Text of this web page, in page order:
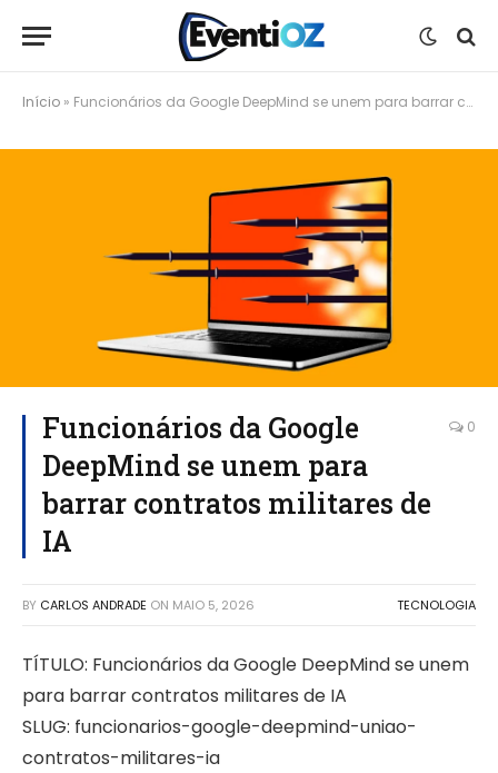
Início » Funcionários da Google DeepMind se unem para barrar contratos militares de IA
Funcionários da Google
DeepMind se unem para
barrar contratos militares de
IA
0
BY CARLOS ANDRADE ON MAIO 5, 2026 TECNOLOGIA
TÍTULO: Funcionários da Google DeepMind se unem
para barrar contratos militares de IA
SLUG: funcionarios-google-deepmind-uniao-
contratos-militares-ia